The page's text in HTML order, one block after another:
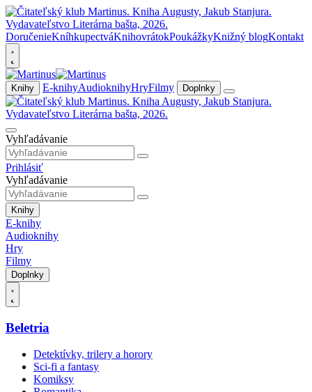
DoručenieKníhkupectváKnihovrátokPoukážkyKnižný blogKontakt
Knihy E-knihyAudioknihyHryFilmy Doplnky
Vyhľadávanie
Prihlásiť
Vyhľadávanie
Knihy
E-knihy
Audioknihy
Hry
Filmy
Doplnky
Beletria
Detektívky, trilery a horory
Sci-fi a fantasy
Komiksy